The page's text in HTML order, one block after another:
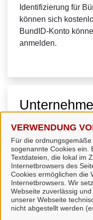
VERWENDUNG
Für die
sogenannte Cookies ein.
Textdateien, die lokal im
Internetbrowsers des
Cookies ermöglichen die
Internetbrowsers. Wir
Webseite zuverlässig
unserer Webseite
nicht abgestellt werden
Identifizierung für
können sich
BundID-Konto
anmelden.